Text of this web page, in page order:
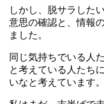
しかし、脱サラした
意思の確認と、情報
ました。
同じ気持ちでいる人
と考えている人たち
いなと考えています。